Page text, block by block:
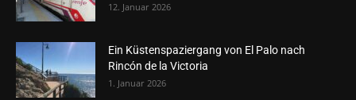
12. Januar 2026
Ein Küstenspaziergang von El Palo nach
Rincón de la Victoria
1. Januar 2026